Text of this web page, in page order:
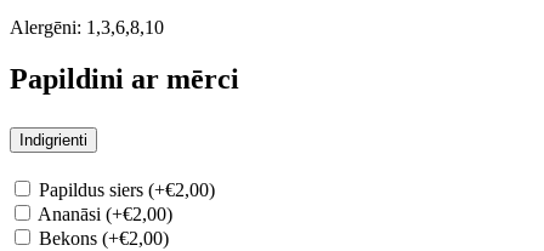
Alergēni: 1,3,6,8,10
Papildini ar mērci
Indigrienti
Papildus siers (+€2,00)
Ananāsi (+€2,00)
Bekons (+€2,00)